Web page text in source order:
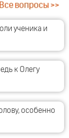
Все вопросы >>
ученика и
к Олегу
особенно